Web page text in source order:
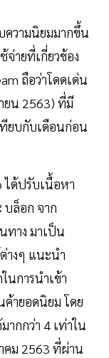
ความนิยมมากขึ้น
จ่ายที่เกี่ยวข้อง
ถือว่าโดดเด่น
ยน 2563) ที่มี
ทียบกับเดือนก่อน
ได้ปรับเนื้อหา
บล็อก จาก
ทาง มาเป็น
างๆ แนะนำ
นการนำเข้า
ค้ายอดนิยม โดย
กกว่า 4 เท่าใน
คม 2563 ที่ผ่าน